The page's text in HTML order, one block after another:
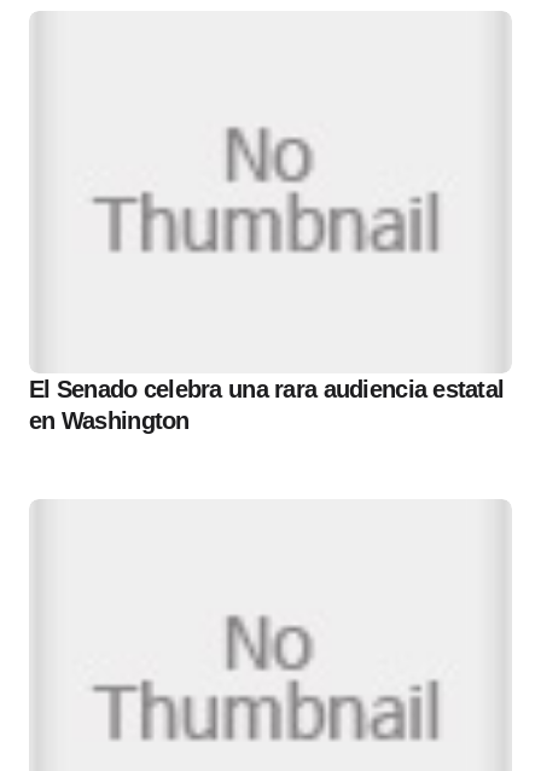
El Senado celebra una rara audiencia estatal
en Washington